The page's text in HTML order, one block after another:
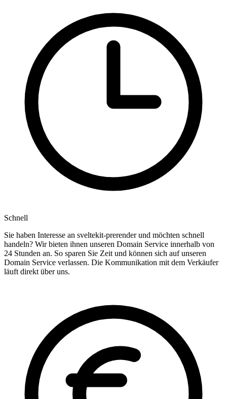
Schnell
Sie haben Interesse an sveltekit-prerender und möchten schnell
handeln? Wir bieten ihnen unseren Domain Service innerhalb von
24 Stunden an. So sparen Sie Zeit und können sich auf unseren
Domain Service verlassen. Die Kommunikation mit dem Verkäufer
läuft direkt über uns.